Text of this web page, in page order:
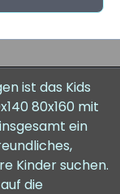
ist das Kids
80x160 mit
ein
Kinder suchen.
die